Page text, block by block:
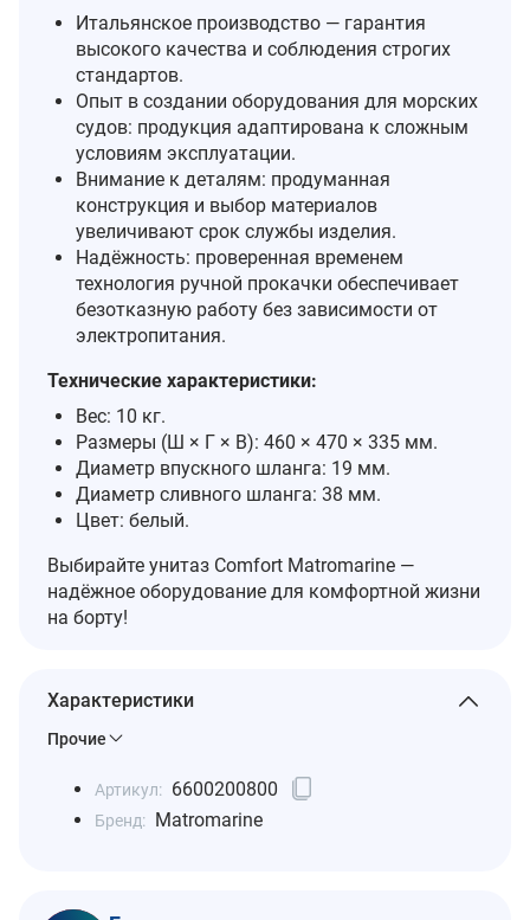
Итальянское производство — гарантия
высокого качества и соблюдения строгих
стандартов.
Опыт в создании оборудования для морских
судов: продукция адаптирована к сложным
условиям эксплуатации.
Внимание к деталям: продуманная
конструкция и выбор материалов
увеличивают срок службы изделия.
Надёжность: проверенная временем
технология ручной прокачки обеспечивает
безотказную работу без зависимости от
электропитания.
Технические характеристики:
Вес: 10 кг.
Размеры (Ш × Г × В): 460 × 470 × 335 мм.
Диаметр впускного шланга: 19 мм.
Диаметр сливного шланга: 38 мм.
Цвет: белый.
Выбирайте унитаз Comfort Matromarine —
надёжное оборудование для комфортной жизни
на борту!
Характеристики
Прочие
Артикул: 6600200800
Бренд: Matromarine